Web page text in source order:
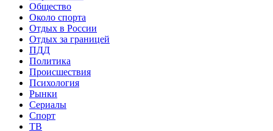
Общество
Около спорта
Отдых в России
Отдых за границей
ПДД
Политика
Происшествия
Психология
Рынки
Сериалы
Спорт
ТВ